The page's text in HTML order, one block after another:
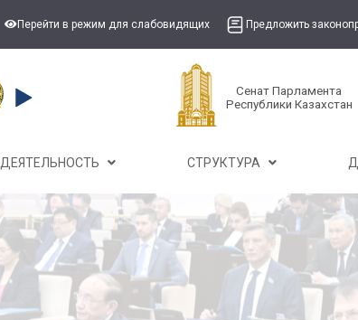
Перейти в режим для слабовидящих Предложить
Сенат Парламента
Республики Казахстан
ДЕЯТЕЛЬНОСТЬ СТРУКТУРА